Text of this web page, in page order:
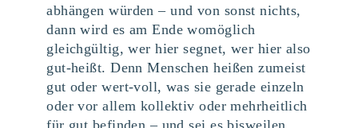
abhängen würden – und von sonst nichts,
dann wird es am Ende womöglich
gleichgültig, wer hier segnet, wer hier also
gut-heißt. Denn Menschen heißen zumeist
gut oder wert-voll, was sie gerade einzeln
oder vor allem kollektiv oder mehrheitlich
für gut befinden – und sei es bisweilen